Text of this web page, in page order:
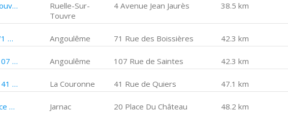
Société Générale Ruelle-Sur-Touvre 4 Avenue Jean Jaurès
Ruelle-Sur-
Touvre
4 Avenue Jean Jaurès 38.5 km
Société Générale Angoulême 71 Rue des Boissières Angoulême 71 Rue des Boissières 42.3 km
Société Générale Angoulême 107 Rue de Saintes Angoulême 107 Rue de Saintes 42.3 km
Société Générale La Couronne 41 Rue de Quiers La Couronne 41 Rue de Quiers 47.1 km
Société Générale Jarnac 20 Place Du Château Jarnac 20 Place Du Château 48.2 km